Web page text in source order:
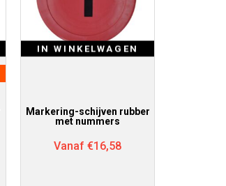
IN WINKELWAGEN
Markering-schijven rubber
met nummers
Vanaf€16,58